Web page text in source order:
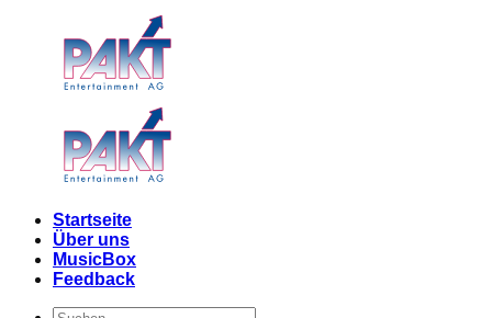
Startseite
Über uns
MusicBox
Feedback